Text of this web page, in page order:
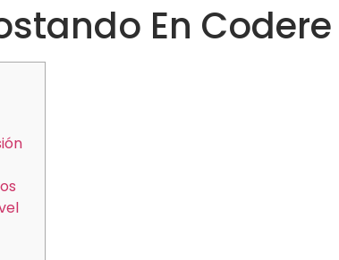
En Codere